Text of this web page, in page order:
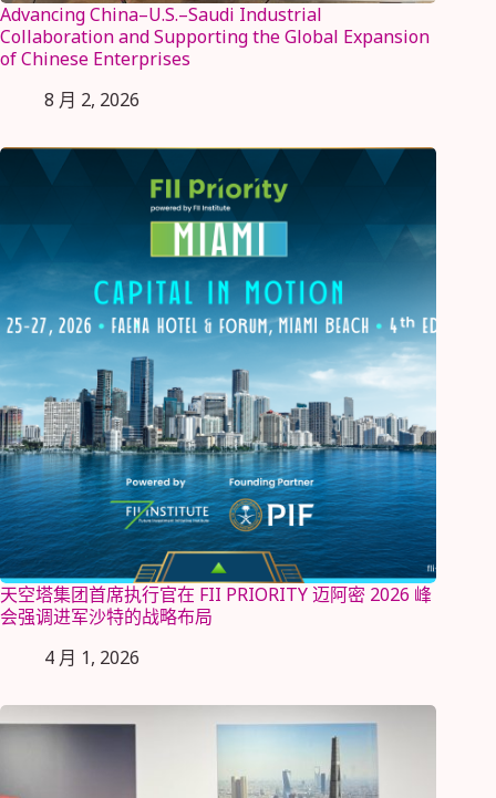
Advancing China–U.S.–Saudi Industrial
Collaboration and Supporting the Global Expansion
of Chinese Enterprises
8 月 2, 2026
天空塔集团首席执行官在 FII PRIORITY 迈阿密 2026 峰
会强调进军沙特的战略布局
4 月 1, 2026